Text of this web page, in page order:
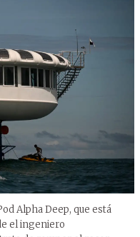
Alpha Deep, que está
el ingeniero